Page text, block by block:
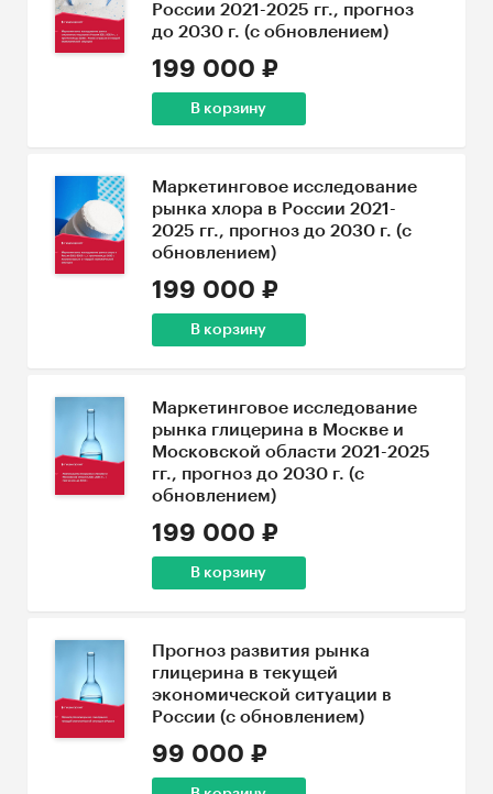
России 2021-2025 гг., прогноз
до 2030 г. (с обновлением)
199 000 ₽
В корзину
Маркетинговое исследование
рынка хлора в России 2021-
2025 гг., прогноз до 2030 г. (с
обновлением)
199 000 ₽
В корзину
Маркетинговое исследование
рынка глицерина в Москве и
Московской области 2021-2025
гг., прогноз до 2030 г. (с
обновлением)
199 000 ₽
В корзину
Прогноз развития рынка
глицерина в текущей
экономической ситуации в
России (с обновлением)
99 000 ₽